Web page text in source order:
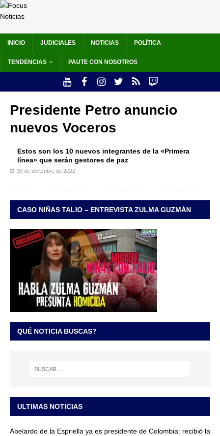
INICIO JUDICIALES NOTICIAS POLÍTICA
TENDENCIAS PAUTE CON NOSOTROS
Presidente Petro anuncio
nuevos Voceros
Estos son los 10 nuevos integrantes de la «Primera
línea» que serán gestores de paz
30 de diciembre de 2022
CASO NIÑAS TALIO – ENTREVISTA ZULMA GUZMÁN
QUÉ NOTICIA BUSCAS?
ULTIMAS NOTICIAS
Abelardo de la Espriella ya es presidente de Colombia: recibió la